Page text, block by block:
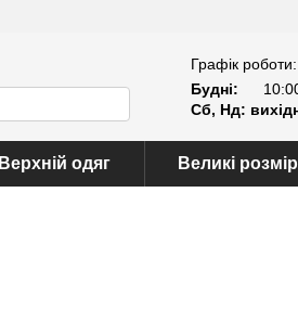
Графік роботи:
Будні:
Сб, Нд:
Верхній одяг Великі